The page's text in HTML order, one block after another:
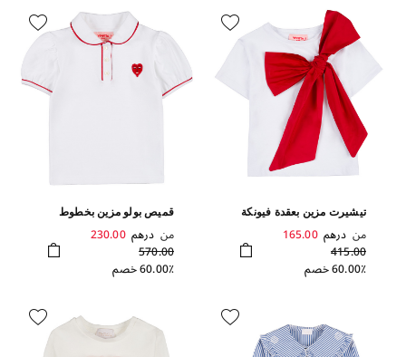
تيشيرت مزين بعقدة فيونكة
من درهم 165.00
415.00
60.00٪ خصم
قميص بولو مزين بخطوط
من درهم 230.00
570.00
60.00٪ خصم